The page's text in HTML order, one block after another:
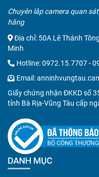
Chuyên lắp camera quan
hãng
Địa chỉ: 50A Lê Thánh
Minh
Hotline:0972.15.7707-
Email:
Giấy chứng nhận ĐKKD số
tỉnh Bà Rịa-Vũng Tàu cấp
DANH MỤC